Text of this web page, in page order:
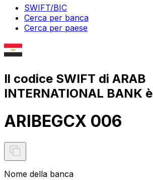
SWIFT/BIC
Cerca per banca
Cerca per paese
Il codice SWIFT di ARAB
INTERNATIONAL BANK è
ARIBEGCX 006
Nome della banca